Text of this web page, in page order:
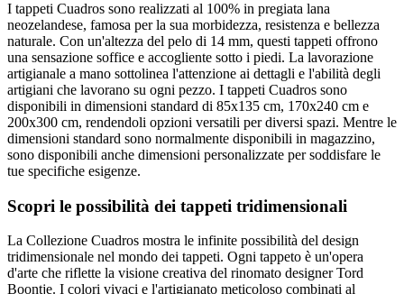
I tappeti Cuadros sono realizzati al 100% in pregiata lana
neozelandese, famosa per la sua morbidezza, resistenza e bellezza
naturale. Con un'altezza del pelo di 14 mm, questi tappeti offrono
una sensazione soffice e accogliente sotto i piedi. La lavorazione
artigianale a mano sottolinea l'attenzione ai dettagli e l'abilità degli
artigiani che lavorano su ogni pezzo. I tappeti Cuadros sono
disponibili in dimensioni standard di 85x135 cm, 170x240 cm e
200x300 cm, rendendoli opzioni versatili per diversi spazi. Mentre le
dimensioni standard sono normalmente disponibili in magazzino,
sono disponibili anche dimensioni personalizzate per soddisfare le
tue specifiche esigenze.
Scopri le possibilità dei tappeti tridimensionali
La Collezione Cuadros mostra le infinite possibilità del design
tridimensionale nel mondo dei tappeti. Ogni tappeto è un'opera
d'arte che riflette la visione creativa del rinomato designer Tord
Boontje. I colori vivaci e l'artigianato meticoloso combinati al